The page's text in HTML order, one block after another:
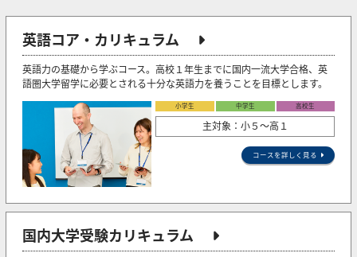
英語コア・カリキュラム
英語力の基礎から学ぶコース。高校１年生までに国内一流大学合格、英
語圏大学留学に必要とされる十分な英語力を養うことを目標とします。
小学生 中学生 高校生
主対象：小５〜高１
コースを詳しく見る
国内大学受験カリキュラム